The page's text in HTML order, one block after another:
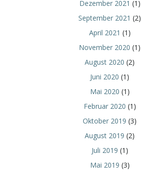
Dezember 2021 (1)
September 2021 (2)
April 2021 (1)
November 2020 (1)
August 2020 (2)
Juni 2020 (1)
Mai 2020 (1)
Februar 2020 (1)
Oktober 2019 (3)
August 2019 (2)
Juli 2019 (1)
Mai 2019 (3)